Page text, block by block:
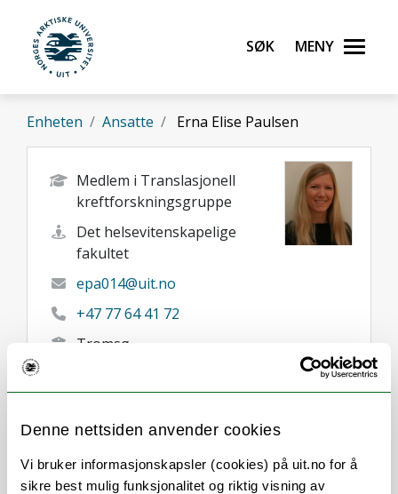
Denne nettsiden anvender cookies
Vi bruker informasjonskapsler (cookies) på uit.no for å
sikre best mulig funksjonalitet og riktig visning av
Gå til hovedinnhold
UiT Norges arktiske universitet
Søk Meny
Enheten Ansatte Erna Elise Paulsen
Medlem i Translasjonell
kreftforskningsgruppe
Det helsevitenskapelige
fakultet
epa014@uit.no
+47 77 64 41 72
Tromsø
Om
Forskning og undervisning